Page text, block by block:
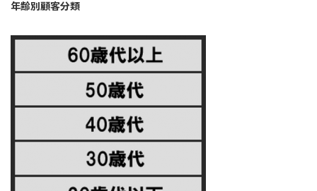
年齢別顧客分類